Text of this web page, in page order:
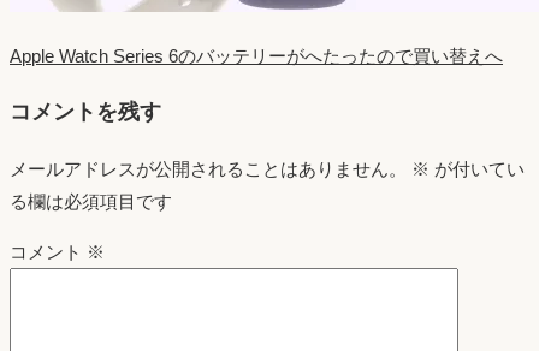
Apple Watch Series 6のバッテリーがへたったので買い替えへ
コメントを残す
メールアドレスが公開されることはありません。 ※ が付いてい
る欄は必須項目です
コメント ※